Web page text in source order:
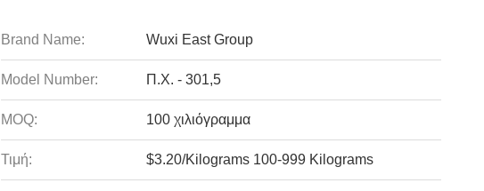
Brand Name: Wuxi East Group
Model Number: Π.Χ. - 301,5
MOQ: 100 χιλιόγραμμα
Τιμή: $3.20/Kilograms 100-999 Kilograms